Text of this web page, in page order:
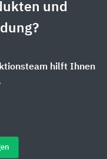
und
hilft Ihnen